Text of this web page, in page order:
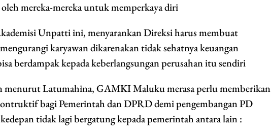
mereka-mereka untuk memperkaya diri
Unpatti ini, menyarankan Direksi harus membuat
karyawan dikarenakan tidak sehatnya keuangan
berdampak kepada keberlangsungan perusahan itu sendiri
menurut Latumahina, GAMKI Maluku merasa perlu memberikan
bagi Pemerintah dan DPRD demi pengembangan PD
kedepan tidak lagi bergatung kepada pemerintah antara lain :